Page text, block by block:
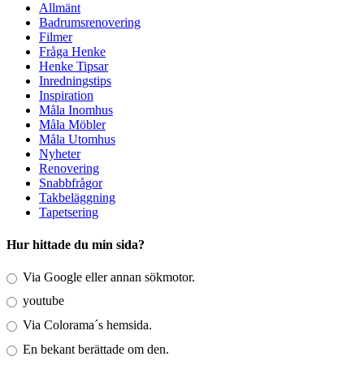
Allmänt
Badrumsrenovering
Filmer
Fråga Henke
Henke Tipsar
Inredningstips
Inspiration
Måla Inomhus
Måla Möbler
Måla Utomhus
Nyheter
Renovering
Snabbfrågor
Takbeläggning
Tapetsering
Hur hittade du min sida?
Via Google eller annan sökmotor.
youtube
Via Colorama´s hemsida.
En bekant berättade om den.